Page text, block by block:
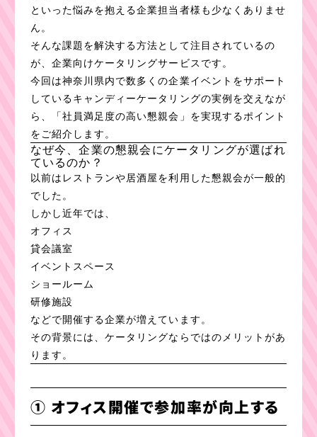
といった悩みを抱える企業担当者様も少なくありませ
ん。
そんな課題を解決する方法として注目されているの
が、企業向けケータリングサービスです。
今回は神奈川県内で数多くの企業イベントをサポート
しているキャンディーケータリングの実例を交えなが
ら、「社員満足度の高い懇親会」を実現するポイント
をご紹介します。
なぜ今、企業の懇親会にケータリングが選ばれ
ているのか？
以前はレストランや居酒屋を利用した懇親会が一般的
でした。
しかし近年では、
オフィス
貸会議室
イベントスペース
ショールーム
研修施設
などで開催する企業が増えています。
その背景には、ケータリングならではのメリットがあ
ります。
① オフィス開催で参加率が向上する